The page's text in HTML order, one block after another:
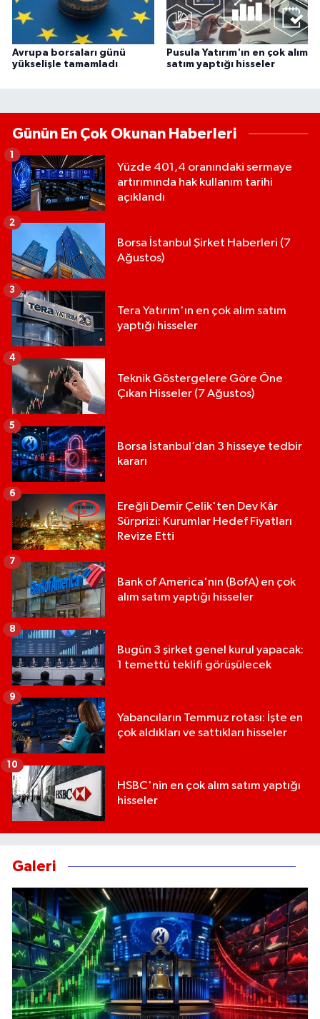
Avrupa borsaları günü
yükselişle tamamladı
Pusula Yatırım'ın en çok alım
satım yaptığı hisseler
Günün En Çok Okunan Haberleri
Yüzde 401,4 oranındaki sermaye
artırımında hak kullanım tarihi
açıklandı
1
Borsa İstanbul Şirket Haberleri (7
Ağustos)
2
Tera Yatırım'ın en çok alım satım
yaptığı hisseler
3
Teknik Göstergelere Göre Öne
Çıkan Hisseler (7 Ağustos)
4
Borsa İstanbul’dan 3 hisseye tedbir
kararı
5
Ereğli Demir Çelik'ten Dev Kâr
Sürprizi: Kurumlar Hedef Fiyatları
Revize Etti
6
Bank of America'nın (BofA) en çok
alım satım yaptığı hisseler
7
Bugün 3 şirket genel kurul yapacak:
1 temettü teklifi görüşülecek
8
Yabancıların Temmuz rotası: İşte en
çok aldıkları ve sattıkları hisseler
9
HSBC'nin en çok alım satım yaptığı
hisseler
10
Galeri